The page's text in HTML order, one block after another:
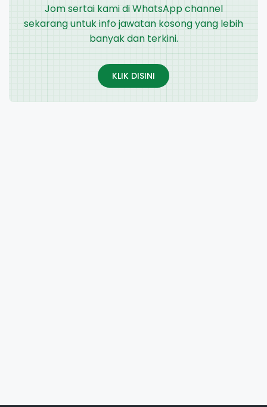
Jom sertai kami di WhatsApp channel
sekarang untuk info jawatan kosong yang lebih
banyak dan terkini.
KLIK DISINI